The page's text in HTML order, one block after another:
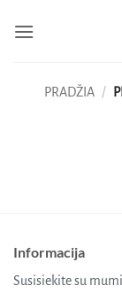
PRADŽIA /
Informacija
Susisiekite su